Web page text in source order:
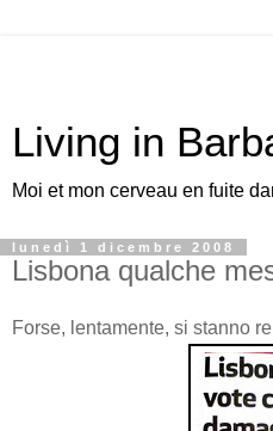
Living in
Moi et mon cerveau en fuite
lunedì 1 dicembre 2008
Lisbona qualche
Forse, lentamente, si stanno